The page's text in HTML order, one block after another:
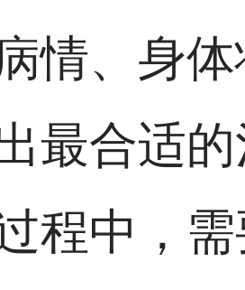
情、身
最合适
程中，